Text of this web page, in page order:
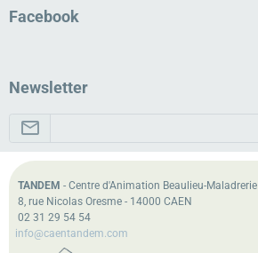
Facebook
Newsletter
TANDEM - Centre d'Animation Beaulieu-Maladrerie
8, rue Nicolas Oresme - 14000 CAEN
02 31 29 54 54
info@caentandem.com